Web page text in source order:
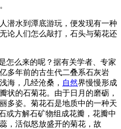
潜水到潭底游玩，便发现有一种
论人们怎么敲打，石头与菊花还
怎么来的呢？据有关学者、专家
多年前的古生代二叠系石灰岩
海，几经沧桑， 自然界慢慢形成
状的石菊花。由于日月的磨砺，
多姿。菊花石是地质中的一种天
或方解石矿物组成花瓣，花瓣中
，活似怒放盛开的菊花，故